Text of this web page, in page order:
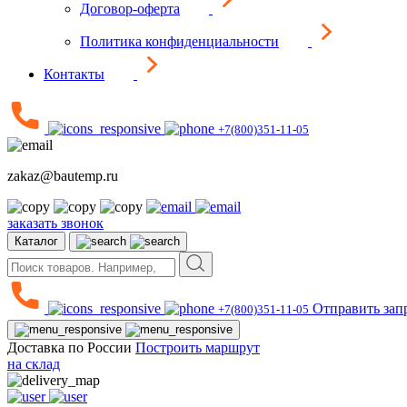
Договор-оферта
Политика конфиденциальности
Контакты
+7(800)351-11-05
zakaz@bautemp.ru
заказать звонок
Каталог
+7(800)351-11-05 Отправить
Доставка по России Построить маршрут
на склад